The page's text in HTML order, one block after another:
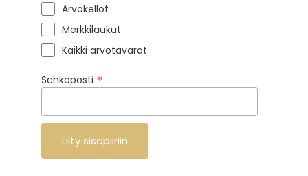
Arvokellot
Merkkilaukut
Kaikki arvotavarat
Sähköposti *